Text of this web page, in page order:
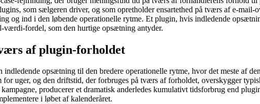
som sælgeren driver, og som opretholder ensartethed på tværs af e-
og ind i den løbende operationelle rytme. Et plugin, hvis indledende
fordel, som den hurtige opsætning antyder.
af plugin-forholdet
opsætning til den bredere operationelle rytme, hvor det meste af
uger, og den driftstid, der forbruges på tværs af forholdet, overskygger
producerer et dramatisk anderledes kumulativt tidsforbrug end
i løbet af kalenderåret.